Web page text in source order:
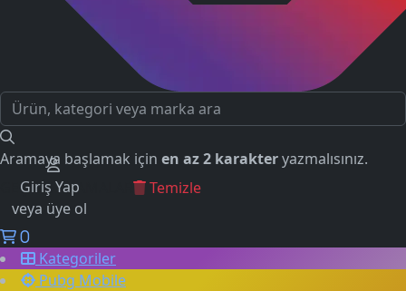
Aramaya başlamak için en az 2 karakteryazmalısınız.
GEÇMİŞ ARAMALAR
Temizle
Giriş Yap
veya üye ol
0
Kategoriler
Pubg Mobile